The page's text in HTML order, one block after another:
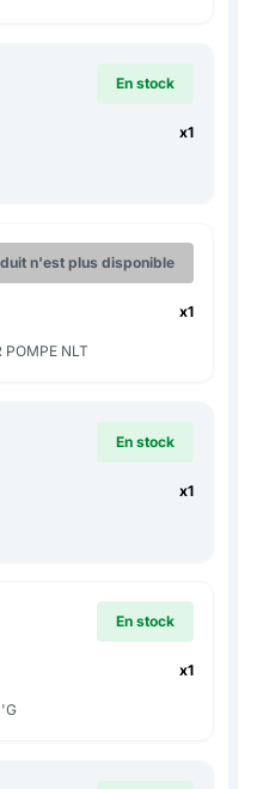
En stock
x1
n'est plus disponible
x1
POMPE NLT
En stock
x1
En stock
x1